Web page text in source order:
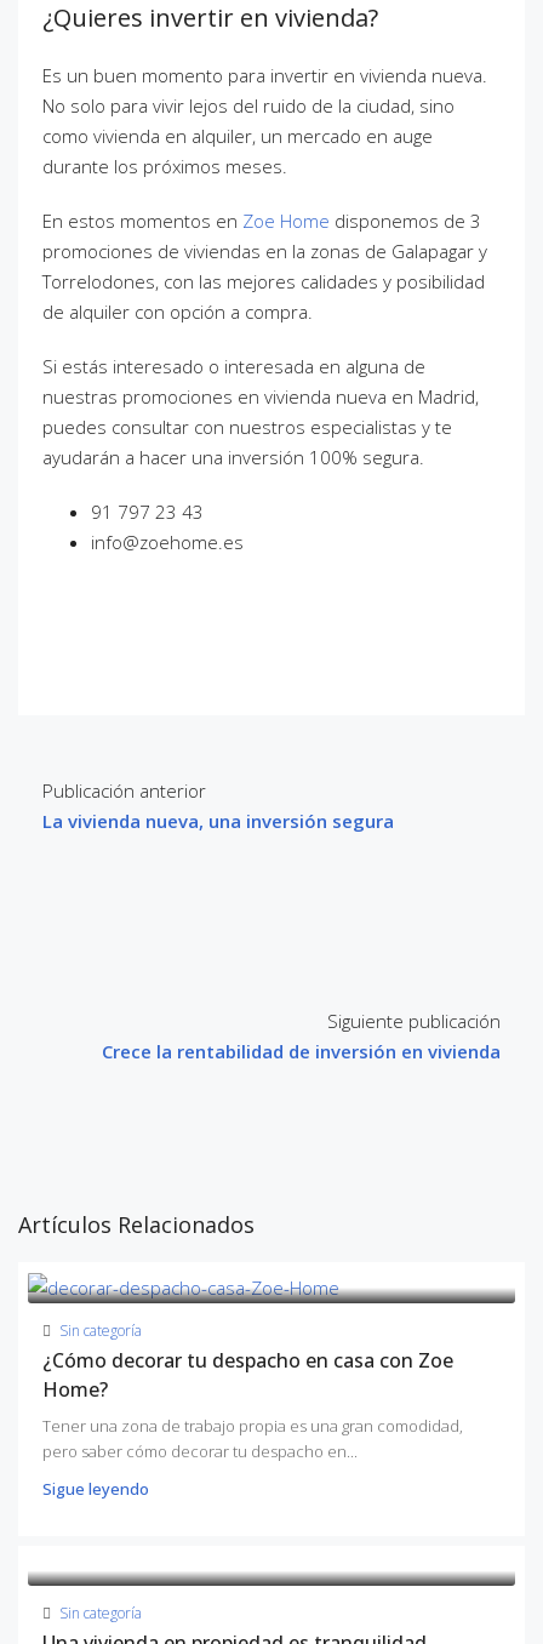
¿Quieres invertir en vivienda?
Es un buen momento para invertir en vivienda nueva.
No solo para vivir lejos del ruido de la ciudad, sino
como vivienda en alquiler, un mercado en auge
durante los próximos meses.
En estos momentos en Zoe Home disponemos de 3
promociones de viviendas en la zonas de Galapagar y
Torrelodones, con las mejores calidades y posibilidad
de alquiler con opción a compra.
Si estás interesado o interesada en alguna de
nuestras promociones en vivienda nueva en Madrid,
puedes consultar con nuestros especialistas y te
ayudarán a hacer una inversión 100% segura.
91 797 23 43
info@zoehome.es
Publicación anterior
La vivienda nueva, una inversión segura
Siguiente publicación
Crece la rentabilidad de inversión en vivienda
Artículos Relacionados
Sin categoría
¿Cómo decorar tu despacho en casa con Zoe
Home?
Tener una zona de trabajo propia es una gran comodidad,
pero saber cómo decorar tu despacho en...
Sigue leyendo
Sin categoría